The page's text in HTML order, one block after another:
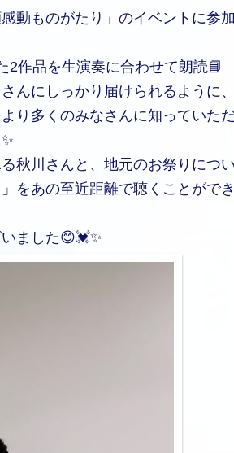
動ものがたり」のイベントに参
2作品を生演奏に合わせて朗読📘
んにしっかり届けられるように
り多くのみなさんに知っていた
秋川さんと、地元のお祭りにつ
をあの至近距離で聴くことができ
ました😊💓✨